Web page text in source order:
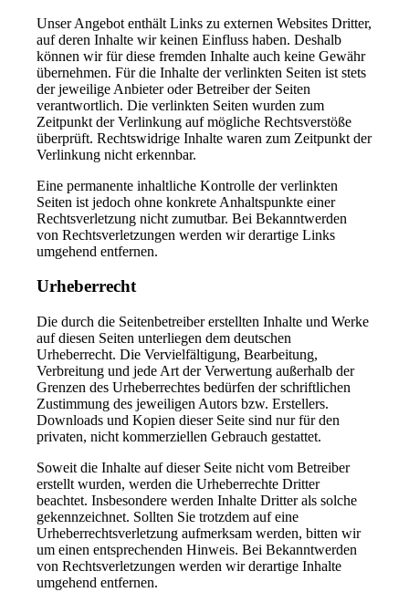
Unser Angebot enthält Links zu externen Websites Dritter,
auf deren Inhalte wir keinen Einfluss haben. Deshalb
können wir für diese fremden Inhalte auch keine Gewähr
übernehmen. Für die Inhalte der verlinkten Seiten ist stets
der jeweilige Anbieter oder Betreiber der Seiten
verantwortlich. Die verlinkten Seiten wurden zum
Zeitpunkt der Verlinkung auf mögliche Rechtsverstöße
überprüft. Rechtswidrige Inhalte waren zum Zeitpunkt der
Verlinkung nicht erkennbar.
Eine permanente inhaltliche Kontrolle der verlinkten
Seiten ist jedoch ohne konkrete Anhaltspunkte einer
Rechtsverletzung nicht zumutbar. Bei Bekanntwerden
von Rechtsverletzungen werden wir derartige Links
umgehend entfernen.
Urheberrecht
Die durch die Seitenbetreiber erstellten Inhalte und Werke
auf diesen Seiten unterliegen dem deutschen
Urheberrecht. Die Vervielfältigung, Bearbeitung,
Verbreitung und jede Art der Verwertung außerhalb der
Grenzen des Urheberrechtes bedürfen der schriftlichen
Zustimmung des jeweiligen Autors bzw. Erstellers.
Downloads und Kopien dieser Seite sind nur für den
privaten, nicht kommerziellen Gebrauch gestattet.
Soweit die Inhalte auf dieser Seite nicht vom Betreiber
erstellt wurden, werden die Urheberrechte Dritter
beachtet. Insbesondere werden Inhalte Dritter als solche
gekennzeichnet. Sollten Sie trotzdem auf eine
Urheberrechtsverletzung aufmerksam werden, bitten wir
um einen entsprechenden Hinweis. Bei Bekanntwerden
von Rechtsverletzungen werden wir derartige Inhalte
umgehend entfernen.